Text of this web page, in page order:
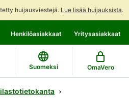
huijausviestejä. Lue lisää huijauksista.
suoraan
sisältöön
koko
sivuston
hakuun
Henkilöasiakkaat Yritysasiakkaat
Suomeksi OmaVero